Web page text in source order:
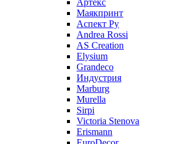
Артекс
Маякпринт
Аспект Ру
Andrea Rossi
AS Creation
Elysium
Grandeco
Индустрия
Marburg
Murella
Sirpi
Victoria Stenova
Erismann